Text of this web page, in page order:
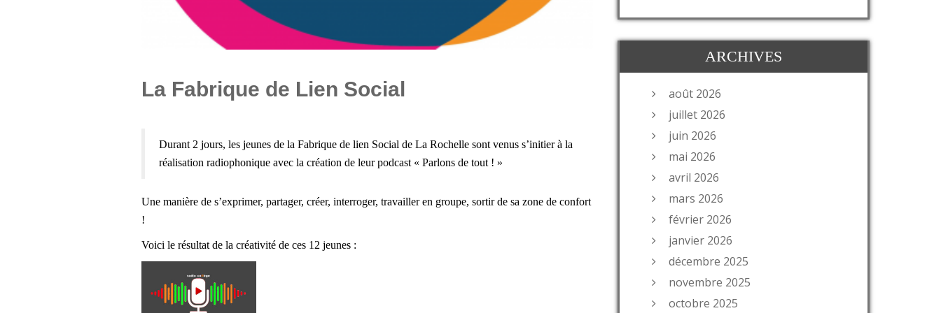
La Fabrique de Lien Social
Durant 2 jours, les jeunes de la Fabrique de lien Social de La Rochelle sont venus s’initier à la
réalisation radiophonique avec la création de leur podcast « Parlons de tout ! »
Une manière de s’exprimer, partager, créer, interroger, travailler en groupe, sortir de sa zone de confort
!
Voici le résultat de la créativité de ces 12 jeunes :
ARCHIVES
août 2026
juillet 2026
juin 2026
mai 2026
avril 2026
mars 2026
février 2026
janvier 2026
décembre 2025
novembre 2025
octobre 2025